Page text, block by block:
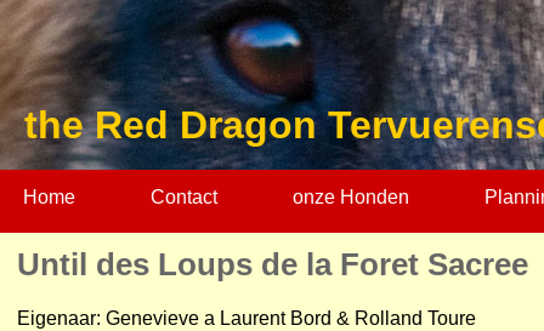
the Red Dragon
Home Contact onze Honden
Until des Loups de la Foret Sacree
Eigenaar: Genevieve a Laurent Bord & Rolland Toure